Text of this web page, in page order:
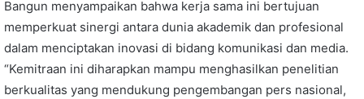
Bangun menyampaikan bahwa kerja sama ini bertujuan
memperkuat sinergi antara dunia akademik dan profesional
dalam menciptakan inovasi di bidang komunikasi dan media.
“Kemitraan ini diharapkan mampu menghasilkan penelitian
berkualitas yang mendukung pengembangan pers nasional,